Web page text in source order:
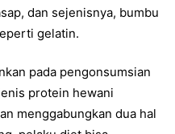
dan sejenisnya, bumbu
gelatin.
pada pengonsumsian
protein hewani
menggabungkan dua hal